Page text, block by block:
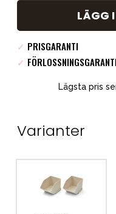
LÄGG
✓ PRISGARANTI
✓ FÖRLOSSNINGSGARANTI
Lägsta pris
Varianter